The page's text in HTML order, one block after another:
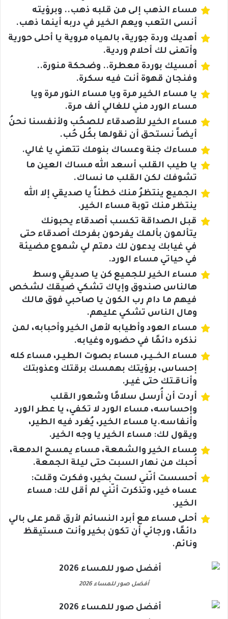
مساء الذهب إلى من قلبه ذهب.. وبرؤيته
أنسى التعب ويعم الخير في دربه أينما ذهب.
أهديك وردة جورية، بالمياه مروية يا أحلى حورية
وأتمنى لك أحلام وردية.
أمسيك بوردة معطرة.. وضحكة منورة..
وفنجان قهوة أنت فيه سكرة.
يا مساء الخير مرة ويا مساء النور مرة ويا
مساء الورد مني للغالي ألف مرة.
مساء الخير للأصدقاء للصحُب ولأنفسنا نحنُ
أيضاً نستحق أن نقولها بكُل حُب.
مساءك جنة وعساك بنومك تتهني يا غالي.
يا طيب القلب أسعد الله مساك العين ما
تشوفك لكن القلب ما نساك.
الجميع ينتظرُ منك خطئاً يا صديقي إلا الله
ينتظر منك توبة مساء الخير.
قبل الصداقة تكسب أصدقاء يحبونك
يتألمون بألمك يفرحون بفرحك أصدقاء حتى
في غيابك يدعون لك دمتم لي شموع مضيئة
في حياتي مساء الورد.
مساء الخير للجميع كن يا صديقي وسط
هالناس صندوق وإياك تشكي ضيقك لشخص
فيهم ما دام رب الكون يا صاحبي فوق مالك
ومال الناس تشكي عليهم.
مساء العود وأطيابه لأهل الخير وأحبابه، لمن
نذكره دائمًا في حضوره وغيابه.
مساء الخــيـر، مساء بصوت الطيـر، مساء كله
إحساس، برؤيتك بهمسك برقتك وعذوبتك
وأنـاقـتك حتى غيـر.
أردت أن أُرسل سلامًا وشعور القلب
وإحساسه، مساء الورد لا تكفي، يا عطر الورد
وأنفاسه.يا مساء الخير، يُغرد فيه الطير،
ويقول لك: مساء الخير يا وجه الخير.
مساء الخير والشمعة، مساء يمسح الدمعة،
أُحبك من نهار السبت حتى ليلة الجمعة.
أحسست أنّني لست بخير، وفكرت وقلت:
عساه خير، وتذكرت أنّني لم أقل لك: مساء
الخير.
أحلى مساء مع أبرد النسائم لأرق قمر على بالي
دائمًا، ورجائي أن تكون بخير وأنت مستيقظ
ونائم.
أفضل صور للمساء 2026